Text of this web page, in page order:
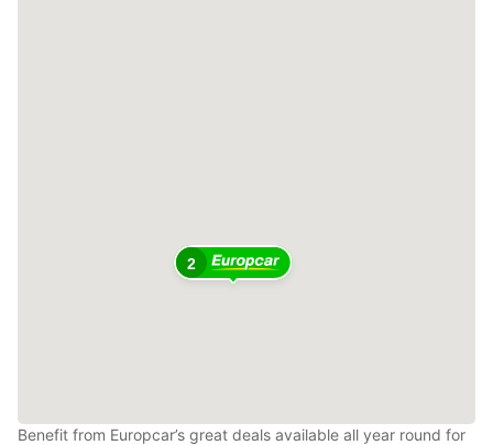
2
Benefit from Europcar’s great deals available all year round for